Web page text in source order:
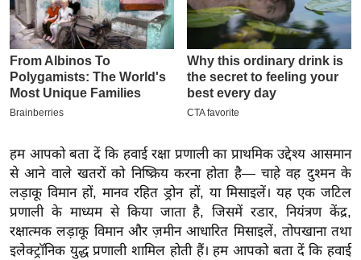
पे
प
र
मि
सा
ल
बे
मि
सा
ल
श
हम आपको बता दें कि हवाई रक्षा प्रणाली का प्राथमिक उद्देश्य आसमान
से आने वाले खतरों को निष्क्रिय करना होता है— चाहे वह दुश्मन के
लड़ाकू विमान हों, मानव रहित ड्रोन हों, या मिसाइलें। यह एक जटिल
प्रणाली के माध्यम से किया जाता है, जिसमें रडार, नियंत्रण केंद्र,
रक्षात्मक लड़ाकू विमान और ज़मीन आधारित मिसाइलें, तोपखाना तथा
इलेक्ट्रॉनिक युद्ध प्रणाली शामिल होती हैं। हम आपको बता दें कि हवाई